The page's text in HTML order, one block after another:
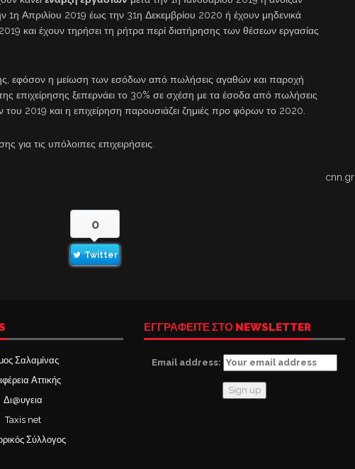
1η Απριλίου 2019 έως την 31η Δεκεμβρίου 2020 ή έχουν μηδενικά
και έχουν τηρήσει τη ρήτρα περί διατήρησης των θέσεων εργασίας
εφόσον η μείωση των εσόδων από πωλήσεις αγαθών και παροχή
επιχείρησης ξεπερνάει το 30% σε σχέση με τα έσοδα από πωλήσεις
2019 και η επιχείρηση παρουσιάζει ζημιές προ φόρων το 2020.
για τις υπόλοιπες επιχειρήσεις.
cnn.gr
0
Twitter
Σαλαμίνας
Αττικής
Δι@υγεια
Taxis net
Σύλλογος
ΕΓΓΡΑΦΕΙΤΕ ΣΤΟ NEWSLETTER
Email address: